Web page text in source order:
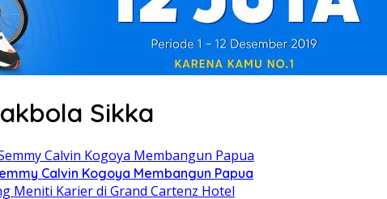
Sikka
Calvin Kogoya Membangun Papua